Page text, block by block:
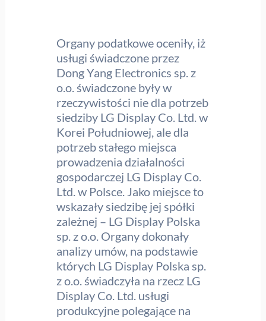
Organy podatkowe oceniły, iż
usługi świadczone przez
Dong Yang Electronics sp. z
o.o. świadczone były w
rzeczywistości nie dla potrzeb
siedziby LG Display Co. Ltd. w
Korei Południowej, ale dla
potrzeb stałego miejsca
prowadzenia działalności
gospodarczej LG Display Co.
Ltd. w Polsce. Jako miejsce to
wskazały siedzibę jej spółki
zależnej – LG Display Polska
sp. z o.o. Organy dokonały
analizy umów, na podstawie
których LG Display Polska sp.
z o.o. świadczyła na rzecz LG
Display Co. Ltd. usługi
produkcyjne polegające na